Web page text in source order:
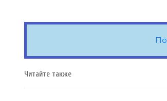
Читайте также